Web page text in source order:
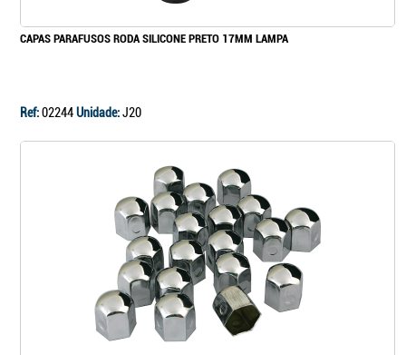
CAPAS PARAFUSOS RODA SILICONE PRETO 17MM LAMPA
Ref:02244Unidade:J20